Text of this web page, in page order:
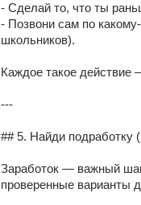
- Сделай то, что ты
- Позвони сам по
школьников).
Каждое такое действие
---
## 5. Найди подработку
Заработок — важный
проверенные варианты